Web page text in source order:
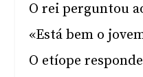
O rei perguntou
«Está bem o
O etíope